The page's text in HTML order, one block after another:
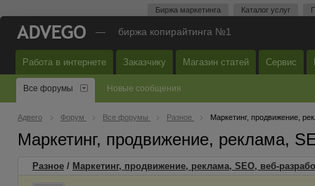
Биржа маркетинга Каталог услуг
— биржа копирайтинга №1
Работа в интернете Заказчику Магазин статей Сервис
Все форумы Новые сообщения
Адвего Форум Все форумы Разное Маркетинг, продвижение,
Маркетинг, продвижение, реклама,
Разное / Маркетинг, продвижение, реклама, SEO, веб-